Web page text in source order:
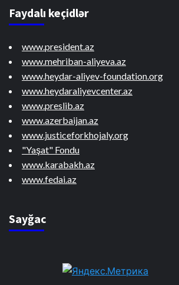
Faydalı keçidlər
www.president.az
www.mehriban-aliyeva.az
www.heydar-aliyev-foundation.org
www.heydaraliyevcenter.az
www.preslib.az
www.azerbaijan.az
www.justiceforkhojaly.org
"Yaşat" Fondu
www.karabakh.az
www.fedai.az
Sayğac